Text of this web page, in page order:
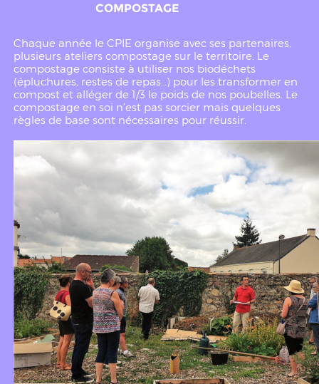
COMPOSTAGE
Chaque année le CPIE organise avec ses partenaires,
plusieurs ateliers compostage sur le territoire. Le
compostage consiste à utiliser nos biodéchets
(épluchures, restes de repas…) pour les transformer en
compost et alléger de 1/3 le poids de nos poubelles. Le
compostage en soi n’est pas sorcier mais quelques
règles de base sont nécessaires pour réussir.